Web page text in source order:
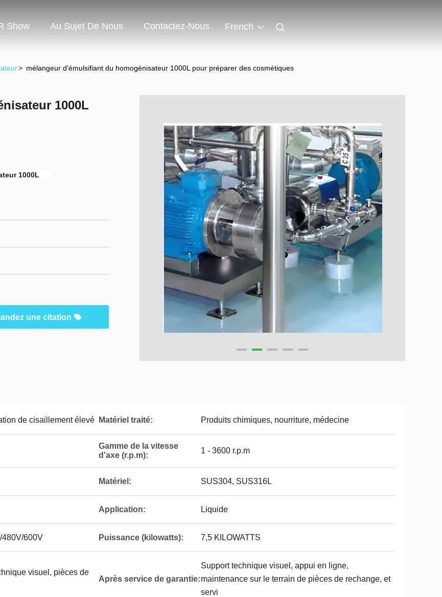
Show Au Sujet De Nous Contactez-Nous French
> mélangeur d'émulsifiant du homogénisateur 1000L pour préparer des cosmétiques
1000L
1000L
une citation
de cisaillement élevé Matériel traité: Produits chimiques, nourriture, médecine
Gamme de la vitesse
d'axe (r.p.m):
1 - 3600 r.p.m
Matériel: SUS304, SUS316L
Application: Liquide
480V/600V Puissance (kilowatts): 7,5 KILOWATTS
visuel, pièces de
Après service de garantie:
Support technique visuel, appui en ligne,
maintenance sur le terrain de pièces de rechange, et
servi